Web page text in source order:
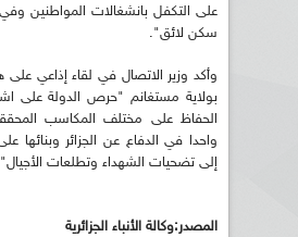
على التكفل بانشغالات المواطنين
سكن لائق".
وأكد وزير الاتصال في لقاء إذاعي على
بولاية مستغانم "حرص الدولة على
الحفاظ على مختلف المكاسب
واحدا في الدفاع عن الجزائر
إلى تضحيات الشهداء وتطلعات
المصدر:وكالة الأنباء الجزائرية